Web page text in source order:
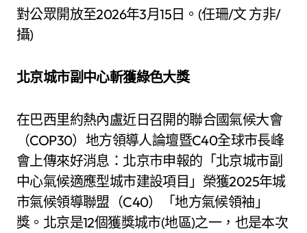
對公眾開放至2026年3月15日。(任珊/文 方非/
攝)
北京城市副中心斬獲綠色大獎
在巴西里約熱內盧近日召開的聯合國氣候大會
（COP30）地方領導人論壇暨C40全球市長峰
會上傳來好消息：北京市申報的「北京城市副
中心氣候適應型城市建設項目」榮獲2025年城
市氣候領導聯盟（C40）「地方氣候領袖」
獎。北京是12個獲獎城市(地區)之一，也是本次